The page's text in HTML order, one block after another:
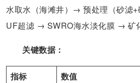
水取水（海滩井）→ 预处理（砂滤
UF超滤 → SWRO海水淡化膜 → 矿
关键数据：
指标
数值